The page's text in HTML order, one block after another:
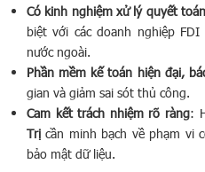
Có kinh nghiệm xử lý quyết
biệt với các doanh nghiệp
nước ngoài.
Phần mềm kế toán hiện đại,
gian và giảm sai sót thủ công.
Cam kết trách nhiệm rõ ràng:
Trị cần minh bạch về phạm vi
bảo mật dữ liệu.